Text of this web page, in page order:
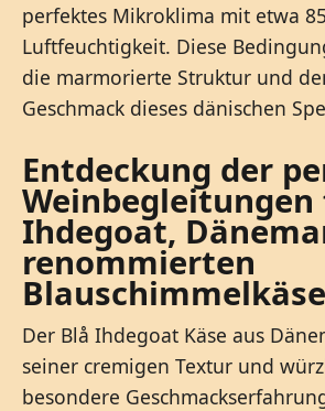
perfektes Mikroklima mit etwa
Luftfeuchtigkeit. Diese
die marmorierte Struktur und
Geschmack dieses dänischen
Entdeckung der
Weinbegleitungen
Ihdegoat,
renommierten
Blauschimmelkäse
Der Blå Ihdegoat Käse aus
seiner cremigen Textur und
besondere